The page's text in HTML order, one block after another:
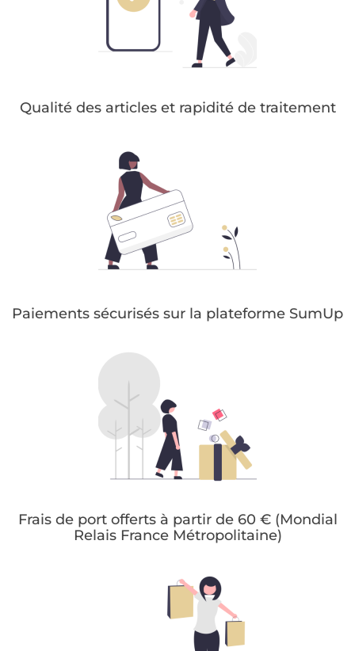
Qualité des articles et rapidité de traitement
Paiements sécurisés sur la plateforme SumUp
Frais de port offerts à partir de 60 € (Mondial
Relais France Métropolitaine)